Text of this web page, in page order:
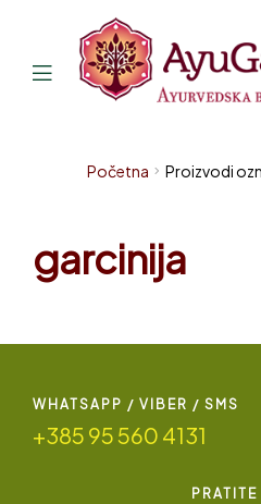
Početna Proizvodi
garcinija
WHATSAPP / VIBER / SMS
+385 95 560 4131